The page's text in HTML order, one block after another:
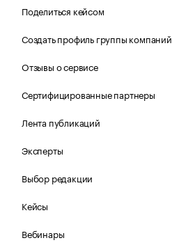
Поделиться кейсом
Создать профиль группы компаний
Отзывы о сервисе
Сертифицированные партнеры
Лента публикаций
Эксперты
Выбор редакции
Кейсы
Вебинары